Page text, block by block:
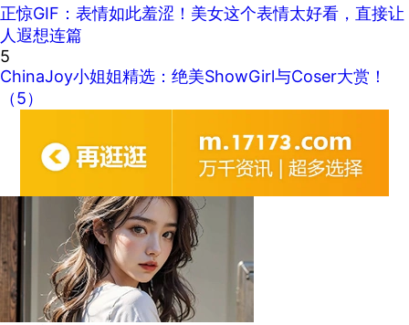
正惊GIF：表情如此羞涩！美女这个表情太好看，直接让
人遐想连篇
5
ChinaJoy小姐姐精选：绝美ShowGirl与Coser大赏！
（5）